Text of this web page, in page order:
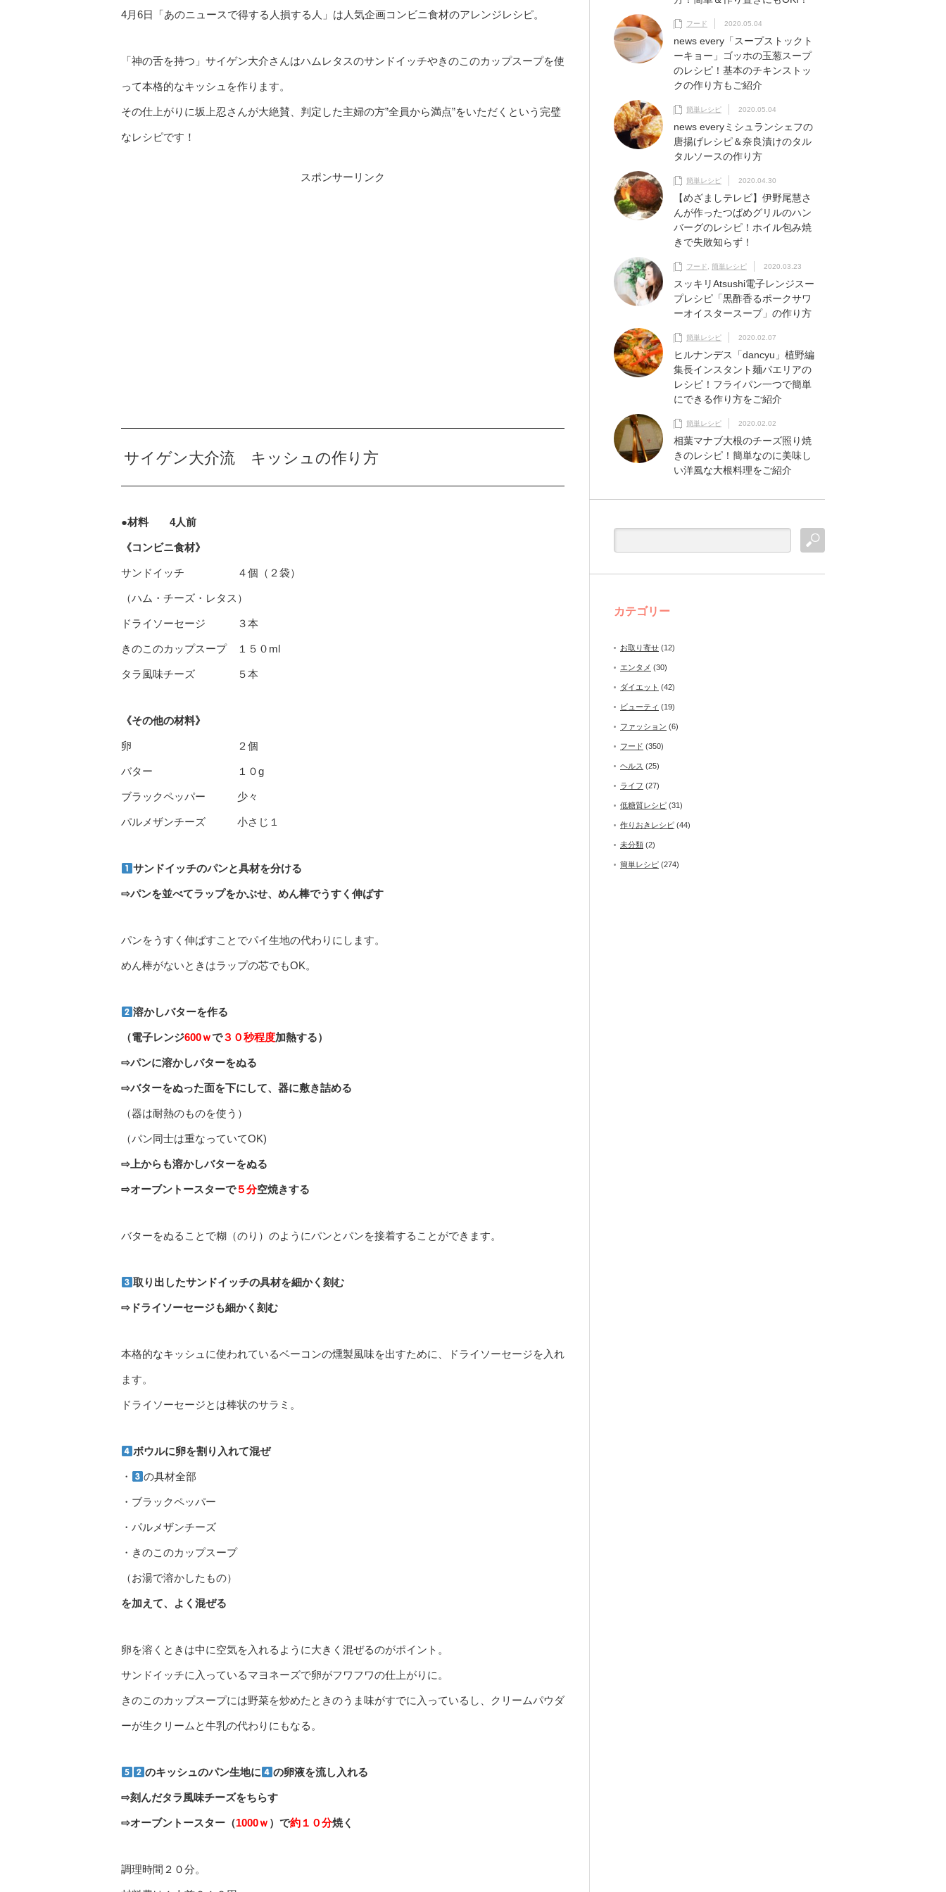
4月6日「あのニュースで得する人損する人」は人気企画コンビニ食材のアレンジレシピ。
「神の舌を持つ」サイゲン大介さんはハムレタスのサンドイッチやきのこのカップスープを使
って本格的なキッシュを作ります。
その仕上がりに坂上忍さんが大絶賛、判定した主婦の方”全員から満点”をいただくという完璧
なレシピです！
スポンサーリンク
サイゲン大介流 キッシュの作り方
●材料 4人前
《コンビニ食材》
サンドイッチ ４個（２袋）
（ハム・チーズ・レタス）
ドライソーセージ ３本
きのこのカップスープ １５０ml
タラ風味チーズ ５本
《その他の材料》
卵 ２個
バター １０g
ブラックペッパー 少々
パルメザンチーズ 小さじ１
サンドイッチのパンと具材を分ける
⇨パンを並べてラップをかぶせ、めん棒でうすく伸ばす
パンをうすく伸ばすことでパイ生地の代わりにします。
めん棒がないときはラップの芯でもOK。
溶かしバターを作る
（電子レンジ600ｗで３０秒程度加熱する）
⇨パンに溶かしバターをぬる
⇨バターをぬった面を下にして、器に敷き詰める
（器は耐熱のものを使う）
（パン同士は重なっていてOK)
⇨上からも溶かしバターをぬる
⇨オーブントースターで５分空焼きする
バターをぬることで糊（のり）のようにパンとパンを接着することができます。
取り出したサンドイッチの具材を細かく刻む
⇨ドライソーセージも細かく刻む
本格的なキッシュに使われているベーコンの燻製風味を出すために、ドライソーセージを入れ
ます。
ドライソーセージとは棒状のサラミ。
ボウルに卵を割り入れて混ぜ
・ の具材全部
・ブラックペッパー
・パルメザンチーズ
・きのこのカップスープ
（お湯で溶かしたもの）
を加えて、よく混ぜる
卵を溶くときは中に空気を入れるように大きく混ぜるのがポイント。
サンドイッチに入っているマヨネーズで卵がフワフワの仕上がりに。
きのこのカップスープには野菜を炒めたときのうま味がすでに入っているし、クリームパウダ
ーが生クリームと牛乳の代わりにもなる。
のキッシュのパン生地に の卵液を流し入れる
⇨刻んだタラ風味チーズをちらす
⇨オーブントースター（1000ｗ ）で約１０分焼く
調理時間２０分。
フード 2020.05.04
news every「スープストックト
ーキョー」ゴッホの玉葱スープ
のレシピ！基本のチキンストッ
クの作り方もご紹介
簡単レシピ 2020.05.04
news everyミシュランシェフの
唐揚げレシピ＆奈良漬けのタル
タルソースの作り方
簡単レシピ 2020.04.30
【めざましテレビ】伊野尾慧さ
んが作ったつばめグリルのハン
バーグのレシピ！ホイル包み焼
きで失敗知らず！
フード 簡単レシピ 2020.03.23
スッキリAtsushi電子レンジスー
プレシピ「黒酢香るポークサワ
ーオイスタースープ」の作り方
簡単レシピ 2020.02.07
ヒルナンデス「dancyu」植野編
集長インスタント麺パエリアの
レシピ！フライパン一つで簡単
にできる作り方をご紹介
簡単レシピ 2020.02.02
相葉マナブ大根のチーズ照り焼
きのレシピ！簡単なのに美味し
い洋風な大根料理をご紹介
カテゴリー
お取り寄せ (12)
エンタメ (30)
ダイエット (42)
ビューティ (19)
ファッション (6)
フード (350)
ヘルス (25)
ライフ (27)
低糖質レシピ (31)
作りおきレシピ (44)
未分類 (2)
簡単レシピ (274)